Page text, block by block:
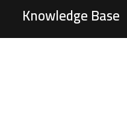
Knowledge Base